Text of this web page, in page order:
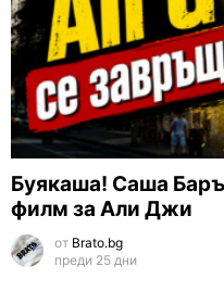
Буякаша! Саша
филм за Али Джи
от Brato.bg
преди 25 дни